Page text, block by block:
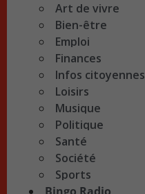
Art de vivre
Bien-être
Emploi
Finances
Infos citoyennes
Loisirs
Musique
Politique
Santé
Société
Sports